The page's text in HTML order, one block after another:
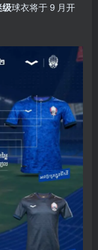
级球衣将于 9 月开